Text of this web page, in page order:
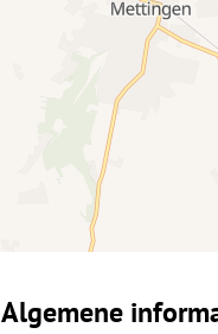
Algemene